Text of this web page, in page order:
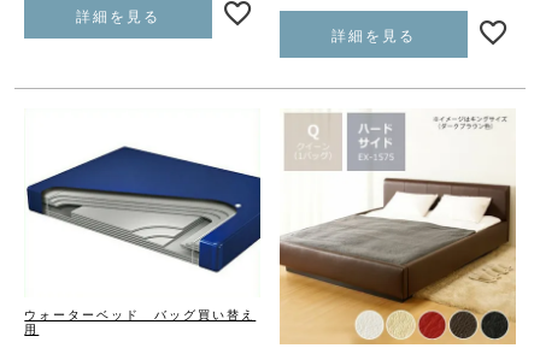
詳細を見る
詳細を見る
ウォーターベッド バッグ買い替え
用